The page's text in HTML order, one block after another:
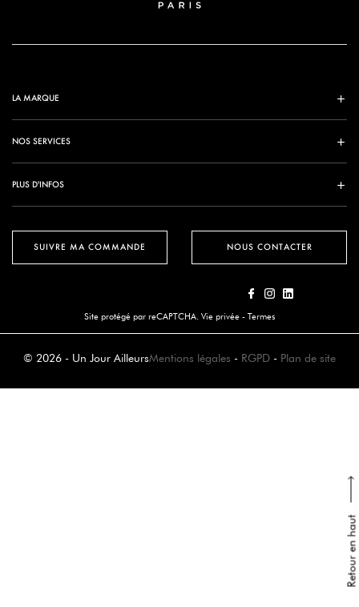
Retour en haut
SUIVRE MA COMMANDE
LA MARQUE
NOS SERVICES
PLUS D'INFOS
NOUS CONTACTER
Site protégé par reCAPTCHA. Vie privée - Termes
© 2026 - Un Jour AilleursMentions légales - RGPD - Plan de site